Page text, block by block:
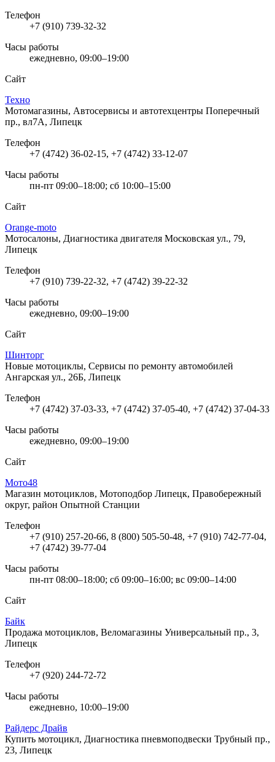
Телефон
+7 (910) 739-32-32
Часы работы
ежедневно, 09:00–19:00
Сайт
Техно
Мотомагазины, Автосервисы и автотехцентры Поперечный
пр., вл7А, Липецк
Телефон
+7 (4742) 36-02-15, +7 (4742) 33-12-07
Часы работы
пн-пт 09:00–18:00; сб 10:00–15:00
Сайт
Orange-moto
Мотосалоны, Диагностика двигателя Московская ул., 79,
Липецк
Телефон
+7 (910) 739-22-32, +7 (4742) 39-22-32
Часы работы
ежедневно, 09:00–19:00
Сайт
Шинторг
Новые мотоциклы, Сервисы по ремонту автомобилей
Ангарская ул., 26Б, Липецк
Телефон
+7 (4742) 37-03-33, +7 (4742) 37-05-40, +7 (4742) 37-04-33
Часы работы
ежедневно, 09:00–19:00
Сайт
Мото48
Магазин мотоциклов, Мотоподбор Липецк, Правобережный
округ, район Опытной Станции
Телефон
+7 (910) 257-20-66, 8 (800) 505-50-48, +7 (910) 742-77-04,
+7 (4742) 39-77-04
Часы работы
пн-пт 08:00–18:00; сб 09:00–16:00; вс 09:00–14:00
Сайт
Байк
Продажа мотоциклов, Веломагазины Универсальный пр., 3,
Липецк
Телефон
+7 (920) 244-72-72
Часы работы
ежедневно, 10:00–19:00
Райдерс Драйв
Купить мотоцикл, Диагностика пневмоподвески Трубный пр.,
23, Липецк